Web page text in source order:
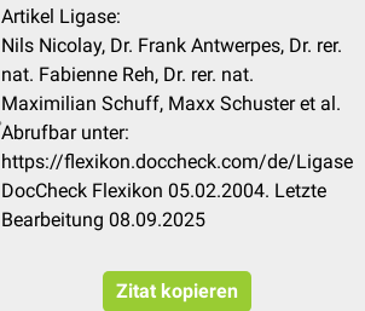
Artikel Ligase:
Nils Nicolay, Dr. Frank Antwerpes, Dr. rer.
nat. Fabienne Reh, Dr. rer. nat.
Maximilian Schuff, Maxx Schuster et al.
Abrufbar unter:
https://flexikon.doccheck.com/de/Ligase
DocCheck Flexikon 05.02.2004. Letzte
Bearbeitung 08.09.2025
Zitat kopieren